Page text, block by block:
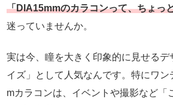
「DIA15mmのカラコンって、ちょっ
迷っていませんか。
実は今、瞳を大きく印象的に見せるデ
イズ」として人気なんです。特にワ
mカラコンは、イベントや撮影など「